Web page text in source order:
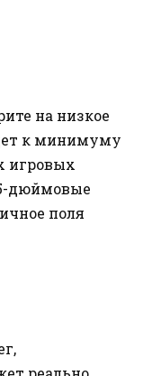
на низкое
к минимуму
игровых
дюймовые
поля